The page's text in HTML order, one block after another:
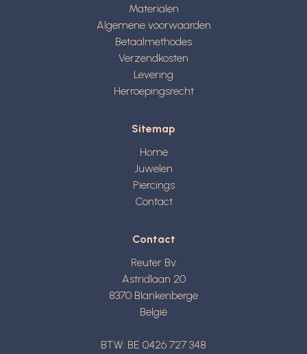
Materialen
Algemene voorwaarden
Betaalmethodes
Verzendkosten
Levering
Herroepingsrecht
Sitemap
Home
Juwelen
Piercings
Contact
Contact
Reuter Bv
Astridlaan 20
8370 Blankenberge
België
BTW: BE 0426 727 348